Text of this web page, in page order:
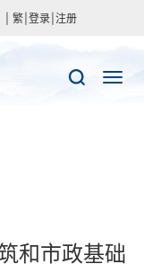
繁 登录 注册
和市政基础